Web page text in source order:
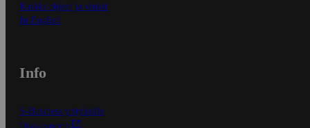
Kaikki ohjeet ja vinkit
In English
Info
S-Business yrityksille